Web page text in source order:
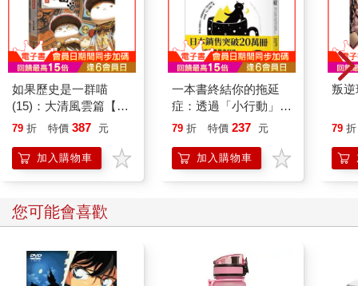
如果歷史是一群喵
(15)：大清風雲篇【萌
貓漫畫學歷史】
79 折 特價 387 元
加入購物車
一本書終結你的拖延
症：透過「小行動」打
開大腦的行動開關，懶
的37個科學方法
79 折 特價 237 元
加入購物車
叛逆
79 折
您可能會喜歡